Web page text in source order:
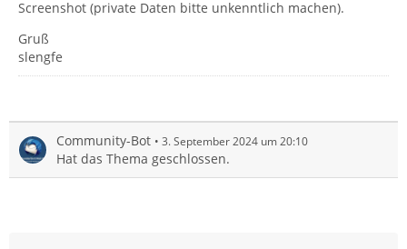
Screenshot (private Daten bitte unkenntlich machen).
Gruß
slengfe
Community-Bot 3. September 2024 um 20:10
Hat das Thema geschlossen.